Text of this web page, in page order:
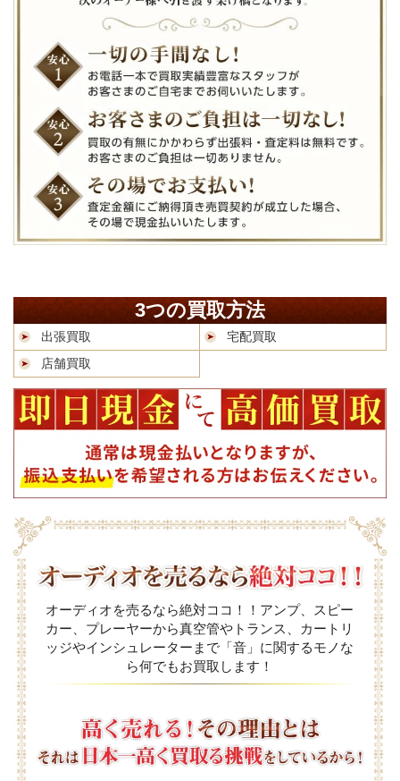
3つの買取方法
出張買取
宅配買取
店舗買取
オーディオを売るなら絶対ココ！！アンプ、スピー
カー、プレーヤーから真空管やトランス、カートリ
ッジやインシュレーターまで「音」に関するモノな
ら何でもお買取します！